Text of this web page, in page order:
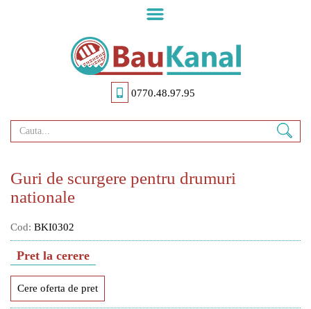
0770.48.97.95
Guri de scurgere pentru drumuri
nationale
Cod: BKI0302
Pret la cerere
Cere oferta de pret